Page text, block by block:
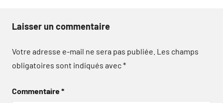
Laisser un commentaire
Votre adresse e-mail ne sera pas publiée. Les champs
obligatoires sont indiqués avec*
Commentaire*